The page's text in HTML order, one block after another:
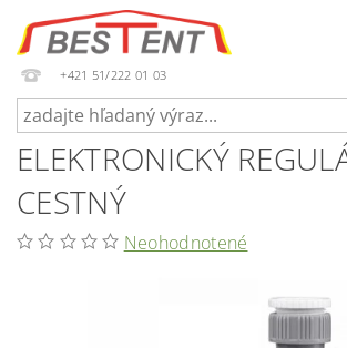
+421 51/222 01 03
ELEKTRONICKÝ
CESTNÝ
Neohodnotené